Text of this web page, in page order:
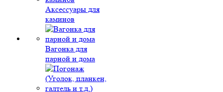
Аксессуары для
каминов
Вагонка для
парной и дома